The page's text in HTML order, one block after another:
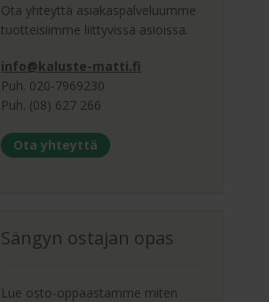
Ota yhteyttä asiakaspalveluumme
tuotteisiimme liittyvissä asioissa.
info@kaluste-matti.fi
Puh. 020-7969230
Puh. (08) 627 266
Ota yhteyttä
Sängyn ostajan opas
Lue osto-oppaastamme miten